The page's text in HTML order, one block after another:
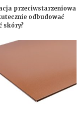
przeciwstarzeniowa
odbudować
skóry?